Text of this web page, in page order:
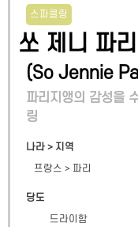
스파클링
쏘 제니 파리
(So Jennie
파리지앵의 감성을
링
나라 > 지역
프랑스 > 파리
당도
드라이함